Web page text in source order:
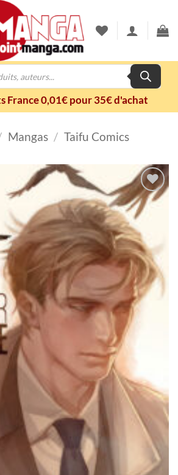
France 0,01€ pour 35€ d'achat
Mangas / Taifu Comics
Ajouter
à la